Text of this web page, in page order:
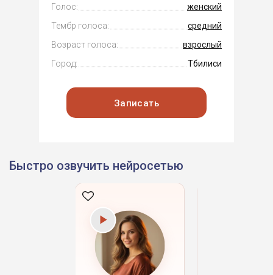
Голос:
женский
Тембр голоса:
средний
Возраст голоса:
взрослый
Город:
Тбилиси
Записать
Быстро озвучить нейросетью